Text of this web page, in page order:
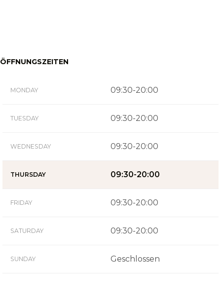
ÖFFNUNGSZEITEN
MONDAY 09:30-20:00
TUESDAY 09:30-20:00
WEDNESDAY 09:30-20:00
THURSDAY 09:30-20:00
FRIDAY 09:30-20:00
SATURDAY 09:30-20:00
SUNDAY Geschlossen